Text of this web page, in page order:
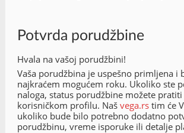
Potvrda porudžbine
Hvala na vašoj porudžbini!
Vaša porudžbina je uspešno primljena i
najkraćem mogućem roku. Ukoliko ste
naloga, status porudžbine možete
korisničkom profilu. Naš vega.rs tim će
ukoliko bude bilo potrebno dodatno
porudžbinu, vreme isporuke ili detalje